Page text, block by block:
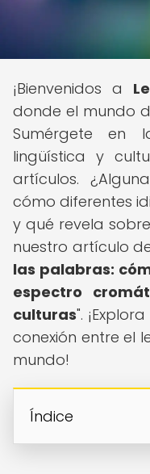
¡Bienvenidos a
donde el mundo
Sumérgete en
lingüística y
artículos.
cómo diferentes
y qué revela
nuestro artículo
las palabras:
espectro
culturas".
conexión entre el
mundo!
Índice